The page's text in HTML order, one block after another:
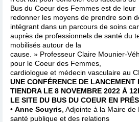
Bus du Coeur des Femmes est de leur
redonner les moyens de prendre soin
intégrant dans un parcours de soins
auprès de professionnels de santé du
mobilisés autour de la
cause. » Professeur Claire Mounier-
pour le Coeur des Femmes,
cardiologue et médecin vasculaire au
UNE CONFÉRENCE DE LANCEMENT
TIENDRA LE 8 NOVEMBRE 2022 À
LE SITE DU BUS DU COEUR EN
• Anne Souyris , Adjointe à la Maire
santé publique et des relations